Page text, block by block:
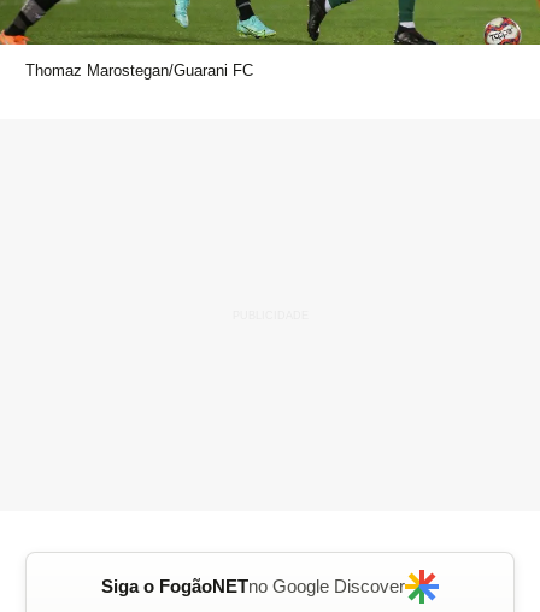
Thomaz Marostegan/Guarani FC
Siga o FogãoNETno Google Discover